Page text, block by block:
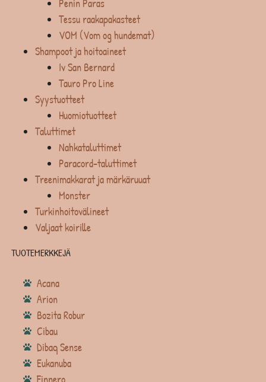
Penin Paras
Tessu raakapakasteet
VOM (Vom og hundemat)
Shampoot ja hoitoaineet
Iv San Bernard
Tauro Pro Line
Syystuotteet
Huomiotuotteet
Taluttimet
Nahkataluttimet
Paracord-taluttimet
Treenimakkarat ja märkäruuat
Monster
Turkinhoitovälineet
Valjaat koirille
TUOTEMERKKEJÄ
Acana
Arion
Bozita Robur
Cibau
Dibaq Sense
Eukanuba